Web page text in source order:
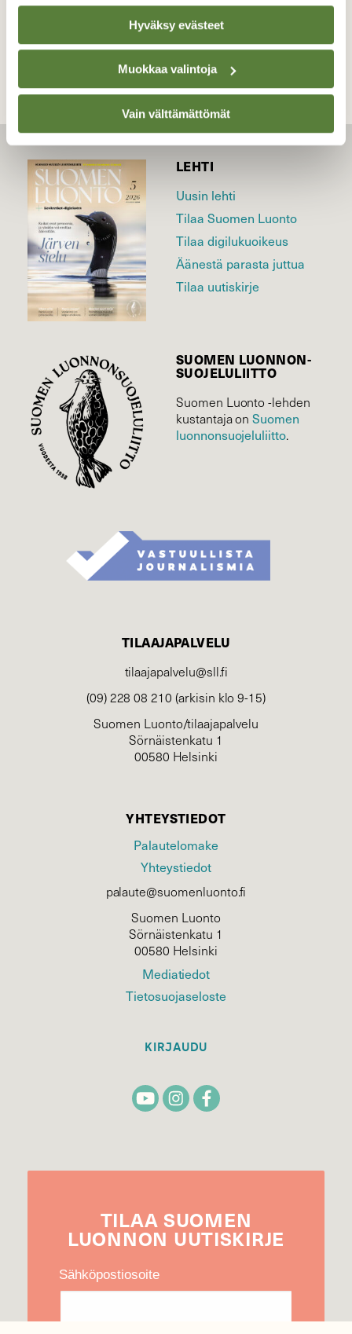
Hyväksy evästeet
Muokkaa valintoja
Vain välttämättömät
TAKAISIN LISTAAN
LEHTI
Uusin lehti
Tilaa Suomen Luonto
Tilaa digilukuoikeus
Äänestä parasta juttua
Tilaa uutiskirje
SUOMEN LUONNON­
SUOJELU­LIITTO
Suomen Luonto -lehden
kustantaja onSuomen
luonnonsuojelu­liitto.
TILAAJAPALVELU
tilaajapalvelu@sll.fi
(09) 228 08 210 (arkisin klo 9-15)
Suomen Luonto/tilaajapalvelu
Sörnäistenkatu 1
00580 Helsinki
YHTEYSTIEDOT
Palautelomake
Yhteystiedot
palaute@suomenluonto.fi
Suomen Luonto
Sörnäistenkatu 1
00580 Helsinki
Mediatiedot
Tietosuojaseloste
KIRJAUDU
TILAA SUOMEN
LUONNON UUTIS­KIRJE
Sähköpostiosoite